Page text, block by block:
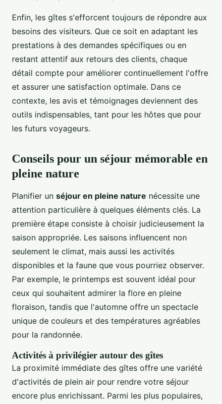
Enfin, les gîtes s'efforcent toujours de répondre aux
besoins des visiteurs. Que ce soit en adaptant les
prestations à des demandes spécifiques ou en
restant attentif aux retours des clients, chaque
détail compte pour améliorer continuellement l'offre
et assurer une satisfaction optimale. Dans ce
contexte, les avis et témoignages deviennent des
outils indispensables, tant pour les hôtes que pour
les futurs voyageurs.
Conseils pour un séjour mémorable en
pleine nature
Planifier un séjour en pleine nature nécessite une
attention particulière à quelques éléments clés. La
première étape consiste à choisir judicieusement la
saison appropriée. Les saisons influencent non
seulement le climat, mais aussi les activités
disponibles et la faune que vous pourriez observer.
Par exemple, le printemps est souvent idéal pour
ceux qui souhaitent admirer la flore en pleine
floraison, tandis que l'automne offre un spectacle
unique de couleurs et des températures agréables
pour la randonnée.
Activités à privilégier autour des gîtes
La proximité immédiate des gîtes offre une variété
d'activités de plein air pour rendre votre séjour
encore plus enrichissant. Parmi les plus populaires,